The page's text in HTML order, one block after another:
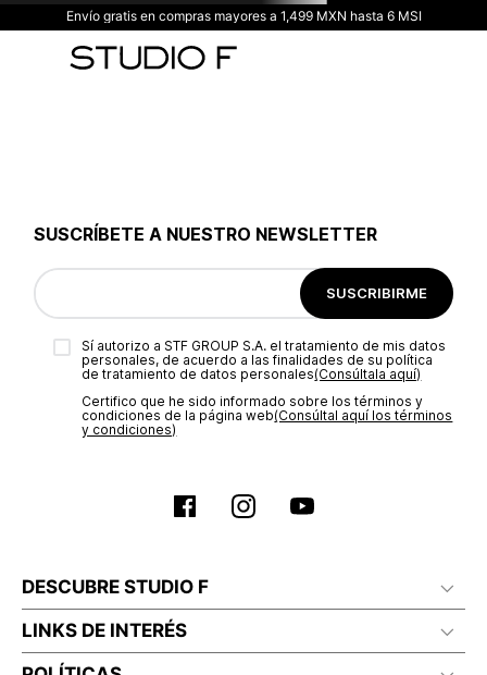
Envío gratis en compras mayores a 1,499 MXN hasta 6 MSI
SUSCRÍBETE A NUESTRO NEWSLETTER
SUSCRIBIRME
Sí autorizo a STF GROUP S.A. el tratamiento de mis datos
personales, de acuerdo a las finalidades de su política
de tratamiento de datos personales‎(Consúltala aquí)
Certifico que he sido informado sobre los términos y
condiciones de la página web‎(Consúltal aquí los términos
y condiciones)
DESCUBRE STUDIO F
LINKS DE INTERÉS